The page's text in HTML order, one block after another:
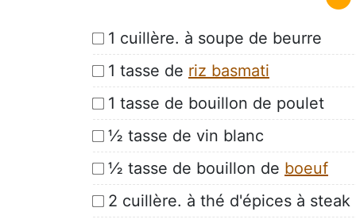
1 cuillère. à soupe de beurre
1 tasse de riz basmati
1 tasse de bouillon de poulet
½ tasse de vin blanc
½ tasse de bouillon de boeuf
2 cuillère. à thé d'épices à steak